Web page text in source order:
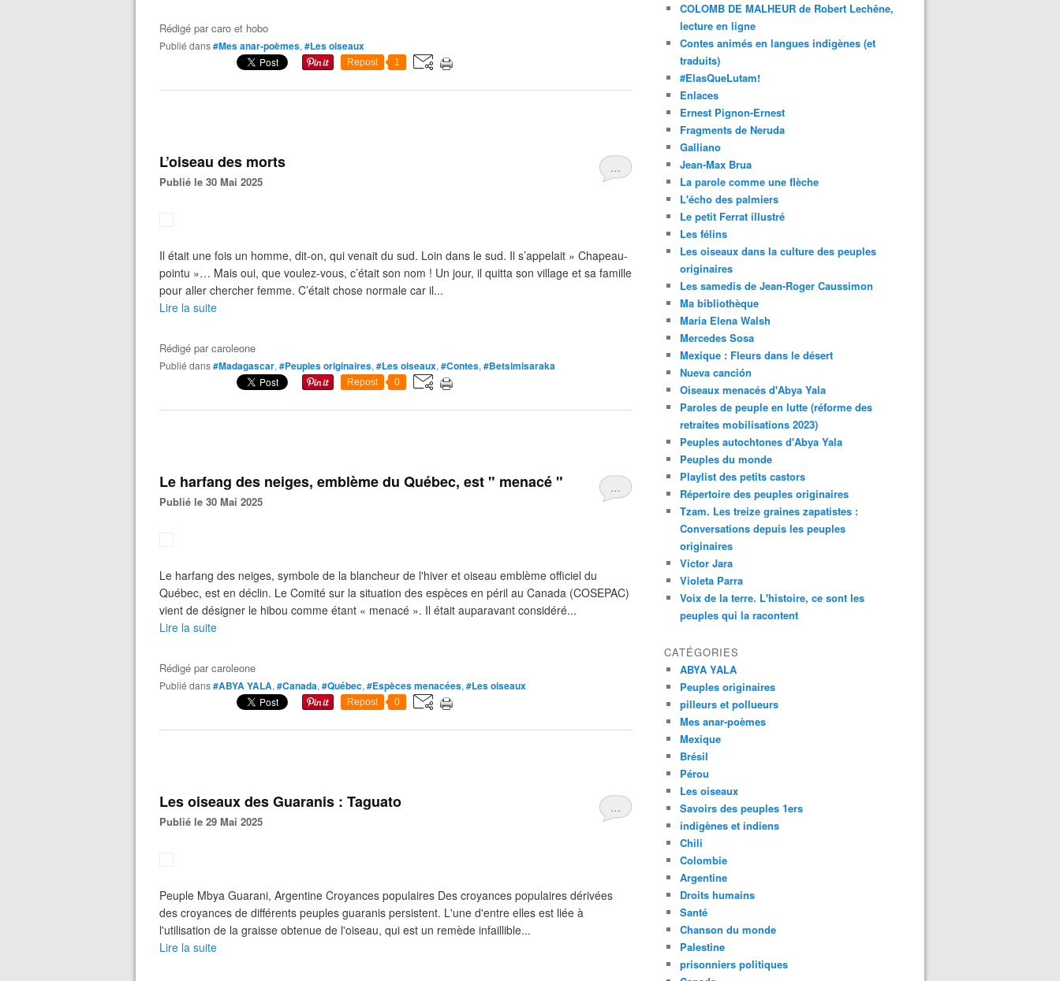
Rédigé parcaro et hobo
Publié dans#Mes anar-poèmes, #Les oiseaux
Repost 1
…
L’oiseau des morts
Publié le 30 Mai 2025
Il était une fois un homme, dit-on, qui venait du sud. Loin dans le sud. Il s’appelait » Chapeau-
pointu »… Mais oui, que voulez-vous, c’était son nom ! Un jour, il quitta son village et sa famille
pour aller chercher femme. C’était chose normale car il...
Lire la suite
Rédigé parcaroleone
Publié dans#Madagascar, #Peuples originaires, #Les oiseaux, #Contes, #Betsimisaraka
Repost 0
…
Le harfang des neiges, emblème du Québec, est " menacé "
Publié le 30 Mai 2025
Le harfang des neiges, symbole de la blancheur de l'hiver et oiseau emblème officiel du
Québec, est en déclin. Le Comité sur la situation des espèces en péril au Canada (COSEPAC)
vient de désigner le hibou comme étant « menacé ». Il était auparavant considéré...
Lire la suite
Rédigé parcaroleone
Publié dans#ABYA YALA, #Canada, #Québec, #Espèces menacées, #Les oiseaux
Repost 0
…
Les oiseaux des Guaranis : Taguato
Publié le 29 Mai 2025
Peuple Mbya Guarani, Argentine Croyances populaires Des croyances populaires dérivées
des croyances de différents peuples guaranis persistent. L'une d'entre elles est liée à
l'utilisation de la graisse obtenue de l'oiseau, qui est un remède infaillible...
Lire la suite
COLOMB DE MALHEUR de Robert Lechêne,
lecture en ligne
Contes animés en langues indigènes (et
traduits)
#ElasQueLutam!
Enlaces
Ernest Pignon-Ernest
Fragments de Neruda
Galliano
Jean-Max Brua
La parole comme une flèche
L'écho des palmiers
Le petit Ferrat illustré
Les félins
Les oiseaux dans la culture des peuples
originaires
Les samedis de Jean-Roger Caussimon
Ma bibliothèque
Maria Elena Walsh
Mercedes Sosa
Mexique : Fleurs dans le désert
Nueva canción
Oiseaux menacés d'Abya Yala
Paroles de peuple en lutte (réforme des
retraites mobilisations 2023)
Peuples autochtones d'Abya Yala
Peuples du monde
Playlist des petits castors
Répertoire des peuples originaires
Tzam. Les treize graines zapatistes :
Conversations depuis les peuples
originaires
Victor Jara
Violeta Parra
Voix de la terre. L'histoire, ce sont les
peuples qui la racontent
CATÉGORIES
ABYA YALA
Peuples originaires
pilleurs et pollueurs
Mes anar-poèmes
Mexique
Brésil
Pérou
Les oiseaux
Savoirs des peuples 1ers
indigènes et indiens
Chili
Colombie
Argentine
Droits humains
Santé
Chanson du monde
Palestine
prisonniers politiques